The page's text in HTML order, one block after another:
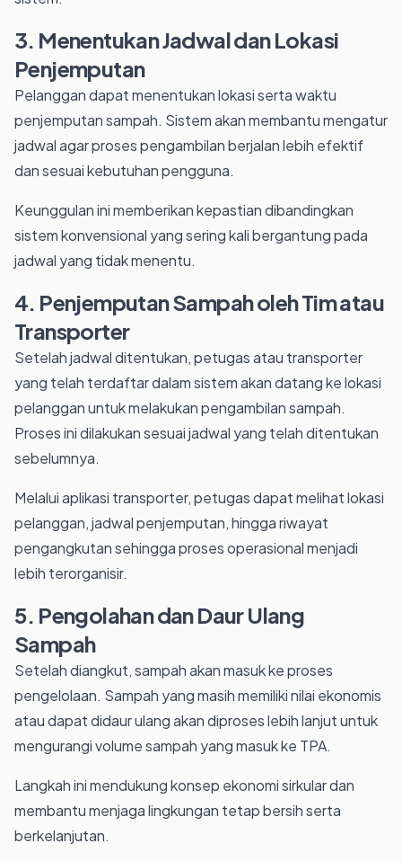
3. Menentukan Jadwal dan Lokasi
Penjemputan
Pelanggan dapat menentukan lokasi serta waktu
penjemputan sampah. Sistem akan membantu mengatur
jadwal agar proses pengambilan berjalan lebih efektif
dan sesuai kebutuhan pengguna.
Keunggulan ini memberikan kepastian dibandingkan
sistem konvensional yang sering kali bergantung pada
jadwal yang tidak menentu.
4. Penjemputan Sampah oleh Tim atau
Transporter
Setelah jadwal ditentukan, petugas atau transporter
yang telah terdaftar dalam sistem akan datang ke lokasi
pelanggan untuk melakukan pengambilan sampah.
Proses ini dilakukan sesuai jadwal yang telah ditentukan
sebelumnya.
Melalui aplikasi transporter, petugas dapat melihat lokasi
pelanggan, jadwal penjemputan, hingga riwayat
pengangkutan sehingga proses operasional menjadi
lebih terorganisir.
5. Pengolahan dan Daur Ulang
Sampah
Setelah diangkut, sampah akan masuk ke proses
pengelolaan. Sampah yang masih memiliki nilai ekonomis
atau dapat didaur ulang akan diproses lebih lanjut untuk
mengurangi volume sampah yang masuk ke TPA.
Langkah ini mendukung konsep ekonomi sirkular dan
membantu menjaga lingkungan tetap bersih serta
berkelanjutan.